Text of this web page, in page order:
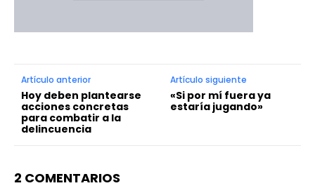
Artículo anterior
Hoy deben plantearse
acciones concretas
para combatir a la
delincuencia
Artículo siguiente
«Si por mí fuera ya
estaría jugando»
2 COMENTARIOS